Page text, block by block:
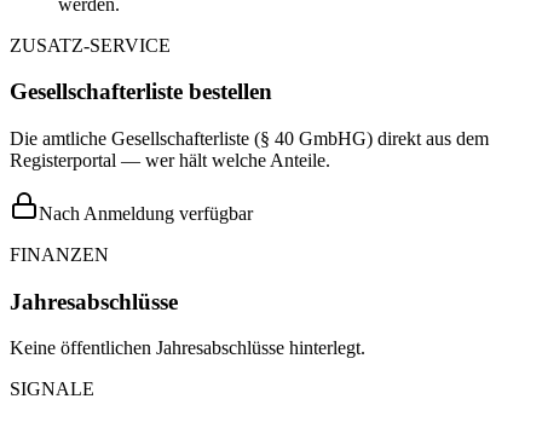
ZUSATZ-SERVICE
Gesellschafterliste bestellen
Die amtliche Gesellschafterliste (§ 40 GmbHG) direkt aus dem
Registerportal — wer hält welche Anteile.
Nach Anmeldung verfügbar
FINANZEN
Jahresabschlüsse
Keine öffentlichen Jahresabschlüsse hinterlegt.
SIGNALE